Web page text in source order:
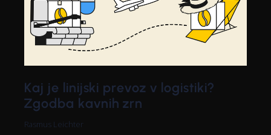
Kaj je linijski prevoz v logistiki?
Zgodba kavnih zrn
Rasmus Leichter